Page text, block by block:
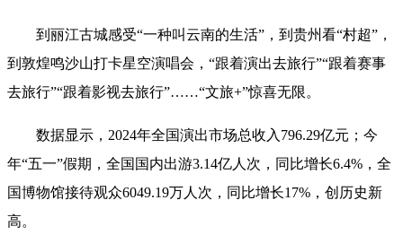
到丽江古城感受“一种叫云南的生活”，到贵州看“村超”，
到敦煌鸣沙山打卡星空演唱会，“跟着演出去旅行”“跟着赛事
去旅行”“跟着影视去旅行”……“文旅+”惊喜无限。
数据显示，2024年全国演出市场总收入796.29亿元；今
年“五一”假期，全国国内出游3.14亿人次，同比增长6.4%，全
国博物馆接待观众6049.19万人次，同比增长17%，创历史新
高。